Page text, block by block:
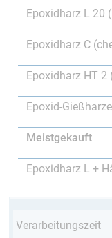
Epoxidharz L 20
Epoxidharz C
Epoxidharz HT
Epoxid-
Meistgekauft
Epoxidharz L +
Verarbeitungszeit